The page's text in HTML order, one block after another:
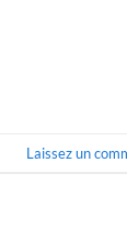
Laissez un